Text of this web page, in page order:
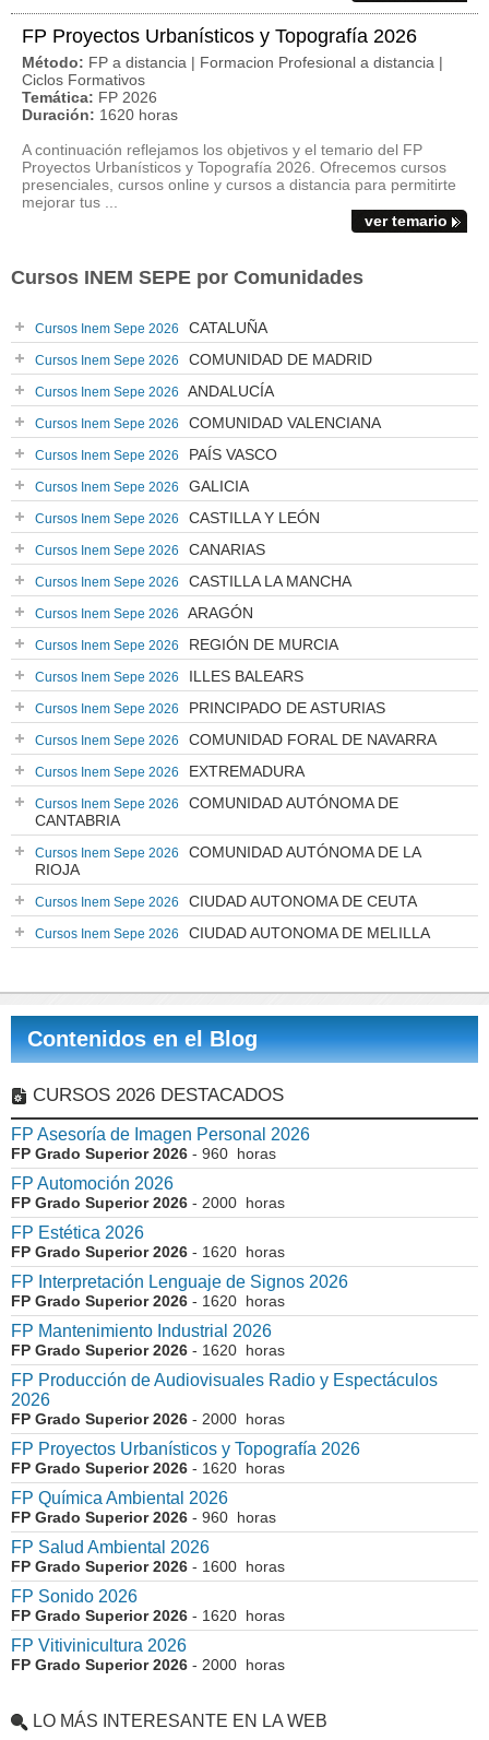
FP Proyectos Urbanísticos y Topografía 2026
Método: FP a distancia | Formacion Profesional a distancia |
Ciclos Formativos
Temática: FP 2026
Duración: 1620 horas
A continuación reflejamos los objetivos y el temario del FP
Proyectos Urbanísticos y Topografía 2026. Ofrecemos cursos
presenciales, cursos online y cursos a distancia para permitirte
mejorar tus ...
ver temario
Cursos INEM SEPE por Comunidades
Cursos Inem Sepe 2026 CATALUÑA
Cursos Inem Sepe 2026 COMUNIDAD DE MADRID
Cursos Inem Sepe 2026 ANDALUCÍA
Cursos Inem Sepe 2026 COMUNIDAD VALENCIANA
Cursos Inem Sepe 2026 PAÍS VASCO
Cursos Inem Sepe 2026 GALICIA
Cursos Inem Sepe 2026 CASTILLA Y LEÓN
Cursos Inem Sepe 2026 CANARIAS
Cursos Inem Sepe 2026 CASTILLA LA MANCHA
Cursos Inem Sepe 2026 ARAGÓN
Cursos Inem Sepe 2026 REGIÓN DE MURCIA
Cursos Inem Sepe 2026 ILLES BALEARS
Cursos Inem Sepe 2026 PRINCIPADO DE ASTURIAS
Cursos Inem Sepe 2026 COMUNIDAD FORAL DE NAVARRA
Cursos Inem Sepe 2026 EXTREMADURA
Cursos Inem Sepe 2026
COMUNIDAD AUTÓNOMA DE
CANTABRIA
Cursos Inem Sepe 2026
COMUNIDAD AUTÓNOMA DE LA
RIOJA
Cursos Inem Sepe 2026 CIUDAD AUTONOMA DE CEUTA
Cursos Inem Sepe 2026 CIUDAD AUTONOMA DE MELILLA
Contenidos en el Blog
CURSOS 2026 DESTACADOS
FP Asesoría de Imagen Personal 2026
FP Grado Superior 2026 - 960 horas
FP Automoción 2026
FP Grado Superior 2026 - 2000 horas
FP Estética 2026
FP Grado Superior 2026 - 1620 horas
FP Interpretación Lenguaje de Signos 2026
FP Grado Superior 2026 - 1620 horas
FP Mantenimiento Industrial 2026
FP Grado Superior 2026 - 1620 horas
FP Producción de Audiovisuales Radio y Espectáculos
2026
FP Grado Superior 2026 - 2000 horas
FP Proyectos Urbanísticos y Topografía 2026
FP Grado Superior 2026 - 1620 horas
FP Química Ambiental 2026
FP Grado Superior 2026 - 960 horas
FP Salud Ambiental 2026
FP Grado Superior 2026 - 1600 horas
FP Sonido 2026
FP Grado Superior 2026 - 1620 horas
FP Vitivinicultura 2026
FP Grado Superior 2026 - 2000 horas
LO MÁS INTERESANTE EN LA WEB